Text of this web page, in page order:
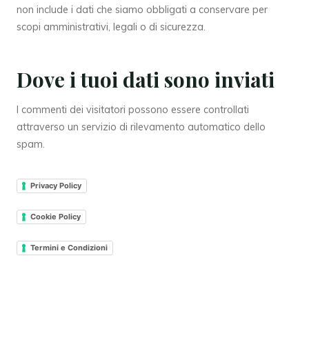
non include i dati che siamo obbligati a conservare per
scopi amministrativi, legali o di sicurezza.
Dove i tuoi dati sono inviati
I commenti dei visitatori possono essere controllati
attraverso un servizio di rilevamento automatico dello
spam.
Privacy Policy
Cookie Policy
Termini e Condizioni